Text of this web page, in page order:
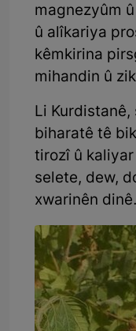
magnezyûm
û alîkariya
kêmkirina
mihandin û
Li
biharatê tê
tirozî û
selete, dew,
xwarinên dinê.